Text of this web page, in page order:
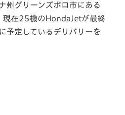
州グリーンズボロ市にある
現在25機のHondaJetが最終
予定しているデリバリーを